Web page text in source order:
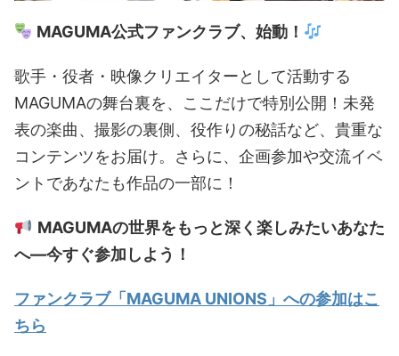
MAGUMA公式ファンクラブ、始動！
歌手・役者・映像クリエイターとして活動する
MAGUMAの舞台裏を、ここだけで特別公開！未発
表の楽曲、撮影の裏側、役作りの秘話など、貴重な
コンテンツをお届け。さらに、企画参加や交流イベ
ントであなたも作品の一部に！
MAGUMAの世界をもっと深く楽しみたいあなた
へ—今すぐ参加しよう！
ファンクラブ「MAGUMA UNIONS」への参加はこ
ちら